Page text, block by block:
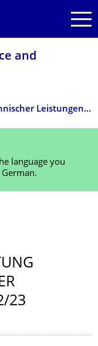
and
Schutz und Verwertung ingenieurtech­nischer Leistungen WiSe 2022/23
language you
23